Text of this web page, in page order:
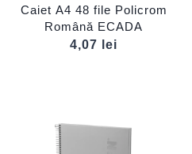
Caiet A4 48 file Policrom
Română ECADA
4,07
lei